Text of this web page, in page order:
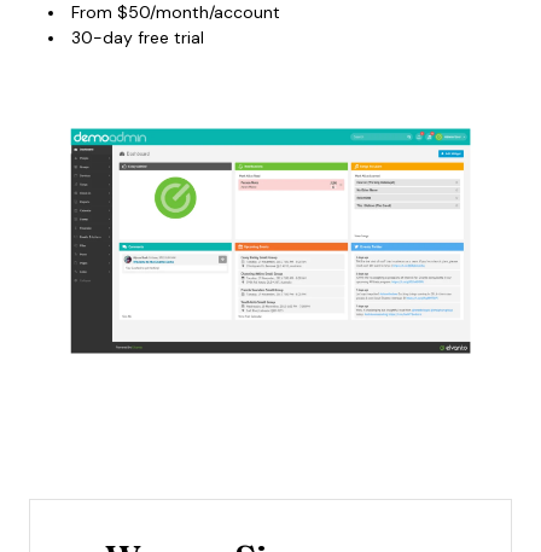
From $50/month/account
30-day free trial